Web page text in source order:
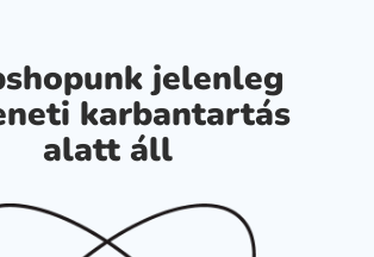
jelenleg
karbantartás
alatt áll